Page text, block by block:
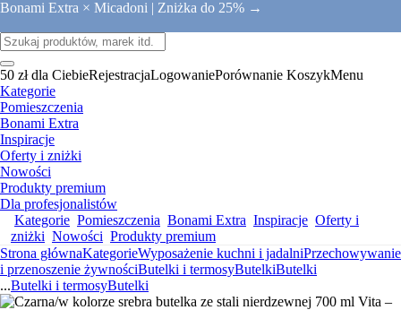
Bonami Extra × Micadoni | Zniżka do 25% →
50 zł dla CiebieRejestracjaLogowaniePorównanie KoszykMenu
Kategorie
Pomieszczenia
Bonami Extra
Inspiracje
Oferty i zniżki
Nowości
Produkty premium
Dla profesjonalistów
Kategorie Pomieszczenia Bonami Extra Inspiracje Oferty i
zniżki Nowości Produkty premium
Strona głównaKategorieWyposażenie kuchni i jadalniPrzechowywanie
i przenoszenie żywnościButelki i termosyButelkiButelki
...Butelki i termosyButelki